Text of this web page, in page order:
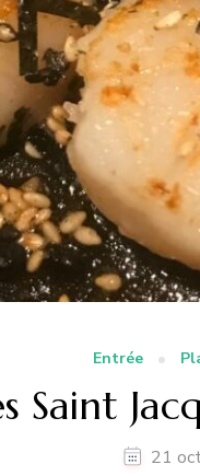
Entrée
Saint
21